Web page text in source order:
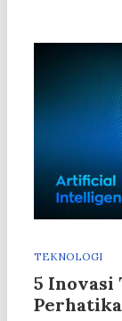
TEKNOLOGI
5 Inovasi